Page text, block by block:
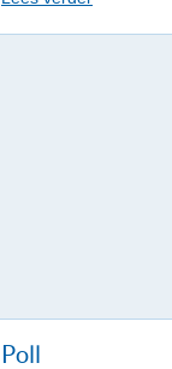
Poll